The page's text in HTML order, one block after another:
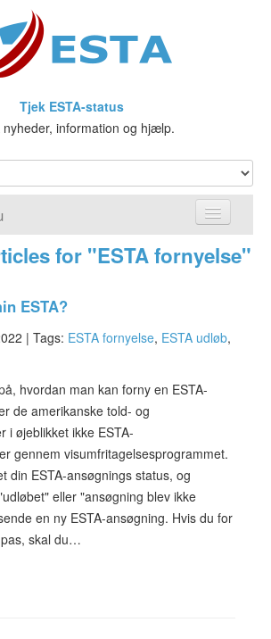
Tjek ESTA-status
nyheder, information og hjælp.
for "ESTA fornyelse"
ESTA?
| Tags: ESTA fornyelse, ESTA udløb,
hvordan man kan forny en ESTA-
de amerikanske told- og
i øjeblikket ikke ESTA-
gennem visumfritagelsesprogrammet.
din ESTA-ansøgnings status, og
eller "ansøgning blev ikke
en ny ESTA-ansøgning. Hvis du for
skal du…